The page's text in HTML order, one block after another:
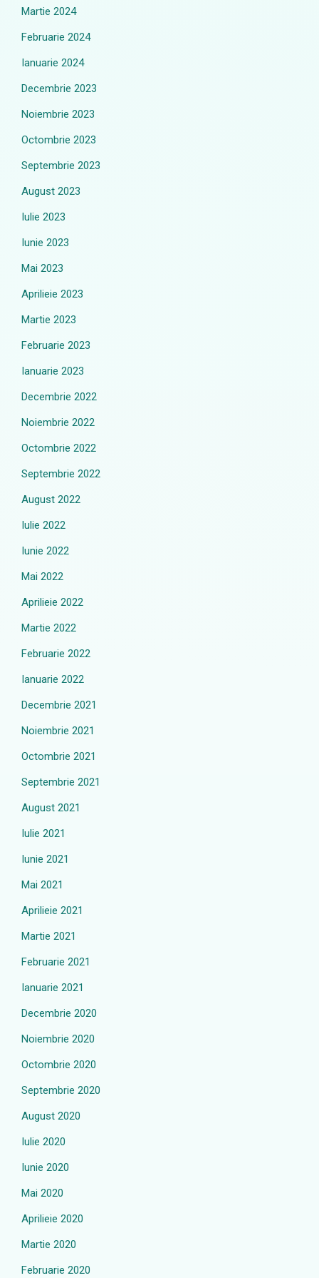
Martie 2024
Februarie 2024
Ianuarie 2024
Decembrie 2023
Noiembrie 2023
Octombrie 2023
Septembrie 2023
August 2023
Iulie 2023
Iunie 2023
Mai 2023
Aprilieie 2023
Martie 2023
Februarie 2023
Ianuarie 2023
Decembrie 2022
Noiembrie 2022
Octombrie 2022
Septembrie 2022
August 2022
Iulie 2022
Iunie 2022
Mai 2022
Aprilieie 2022
Martie 2022
Februarie 2022
Ianuarie 2022
Decembrie 2021
Noiembrie 2021
Octombrie 2021
Septembrie 2021
August 2021
Iulie 2021
Iunie 2021
Mai 2021
Aprilieie 2021
Martie 2021
Februarie 2021
Ianuarie 2021
Decembrie 2020
Noiembrie 2020
Octombrie 2020
Septembrie 2020
August 2020
Iulie 2020
Iunie 2020
Mai 2020
Aprilieie 2020
Martie 2020
Februarie 2020